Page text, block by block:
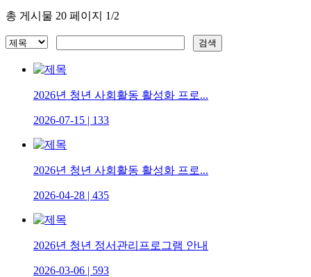
총 게시물 20 페이지 1/2
2026년 청년 사회활동 활성화 프로...
2026-07-15 | 133
2026년 청년 사회활동 활성화 프로...
2026-04-28 | 435
2026년 청년 정서관리프로그램 안내
2026-03-06 | 593